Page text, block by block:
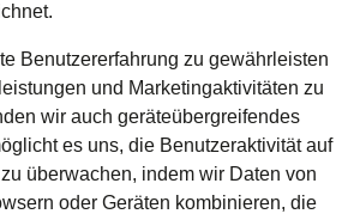
Benutzererfahrung zu gewährleisten
und Marketingaktivitäten zu
wir auch geräteübergreifendes
es uns, die Benutzeraktivität auf
überwachen, indem wir Daten von
oder Geräten kombinieren, die